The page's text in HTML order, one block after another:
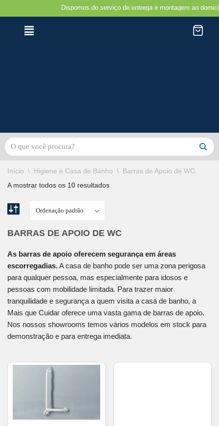
Avançar
Dispomos do serviço de entrega e montagem ao domicilio
Início \ Higiene e Casa de Banho \ Barras de Apoio de WC
A mostrar todos os 10 resultados
BARRAS DE APOIO DE WC
As barras de apoio oferecem segurança em áreas
escorregadias.A casa de banho pode ser uma zona perigosa
para qualquer pessoa, mas especialmente para idosos e
pessoas com mobilidade limitada. Para trazer maior
tranquilidade e segurança a quem visita a casa de banho, a
Mais que Cuidar oferece uma vasta gama de barras de apoio.
Nos nossos showrooms temos vários modelos em stock para
demonstração e para entrega imediata.